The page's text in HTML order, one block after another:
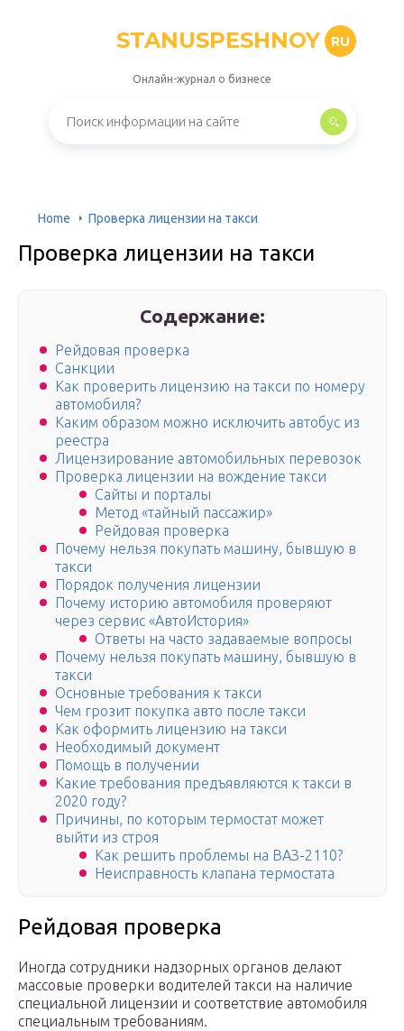
STANUSPESHNOY RU
Онлайн-журнал о бизнесе
Home Проверка лицензии на такси
Проверка лицензии на такси
Содержание:
Рейдовая проверка
Санкции
Как проверить лицензию на такси по номеру
автомобиля?
Каким образом можно исключить автобус из
реестра
Лицензирование автомобильных перевозок
Проверка лицензии на вождение такси
Сайты и порталы
Метод «тайный пассажир»
Рейдовая проверка
Почему нельзя покупать машину, бывшую в
такси
Порядок получения лицензии
Почему историю автомобиля проверяют
через сервис «АвтоИстория»
Ответы на часто задаваемые вопросы
Почему нельзя покупать машину, бывшую в
такси
Основные требования к такси
Чем грозит покупка авто после такси
Как оформить лицензию на такси
Необходимый документ
Помощь в получении
Какие требования предъявляются к такси в
2020 году?
Причины, по которым термостат может
выйти из строя
Как решить проблемы на ВАЗ-2110?
Неисправность клапана термостата
Рейдовая проверка
Иногда сотрудники надзорных органов делают
массовые проверки водителей такси на наличие
специальной лицензии и соответствие автомобиля
специальным требованиям.